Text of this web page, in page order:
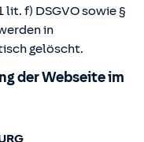
lit. f) DSGVO sowie §
in
gelöscht.
der Webseite im